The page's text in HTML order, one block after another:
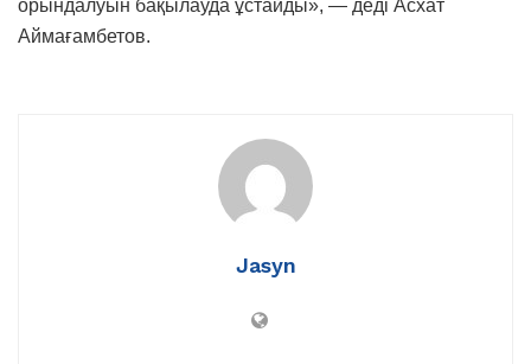
орындалуын бақылауда ұстайды», — деді Асхат
Аймағамбетов.
Jasyn